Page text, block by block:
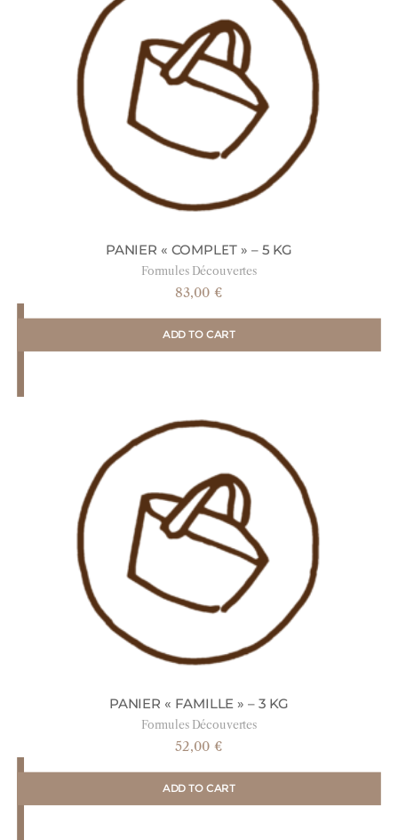
PANIER « COMPLET » – 5 KG
Formules Découvertes
83,00€
ADD TO CART
PANIER « FAMILLE » – 3 KG
Formules Découvertes
52,00€
ADD TO CART